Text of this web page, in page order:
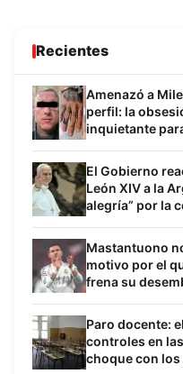
Recientes
Amenazó a
perfil: la
inquietante
El Gobierno
León XIV a la
alegría” por la
Mastantuono
motivo por el
frena su
Paro docente:
controles en
choque con